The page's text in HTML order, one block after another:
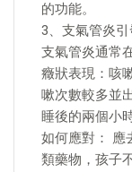
的功能。
3、支氣管炎
支氣管炎通常
癥狀表現：咳
嗽次數較多並
睡後的兩個小
如何應對： 應
類藥物，孩子